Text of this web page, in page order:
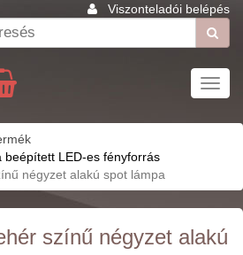
Viszonteladói belépés
beépített LED-es fényforrás
négyzet alakú spot lámpa
színű négyzet alakú